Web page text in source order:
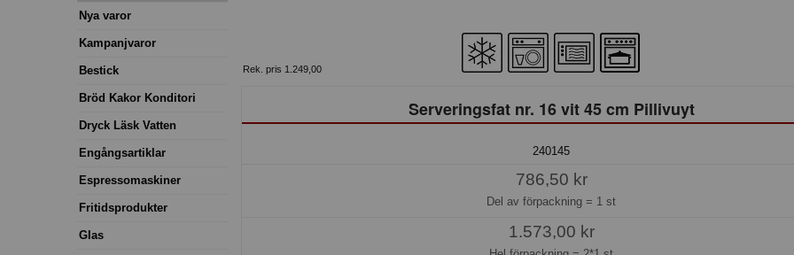
Nya varor
Kampanjvaror
Bestick
Bröd Kakor Konditori
Dryck Läsk Vatten
Engångsartiklar
Espressomaskiner
Fritidsprodukter
Glas
Rek. pris 1.249,00
Serveringsfat nr. 16 vit 45 cm Pillivuyt
240145
786,50 kr
Del av förpackning = 1 st
1.573,00 kr